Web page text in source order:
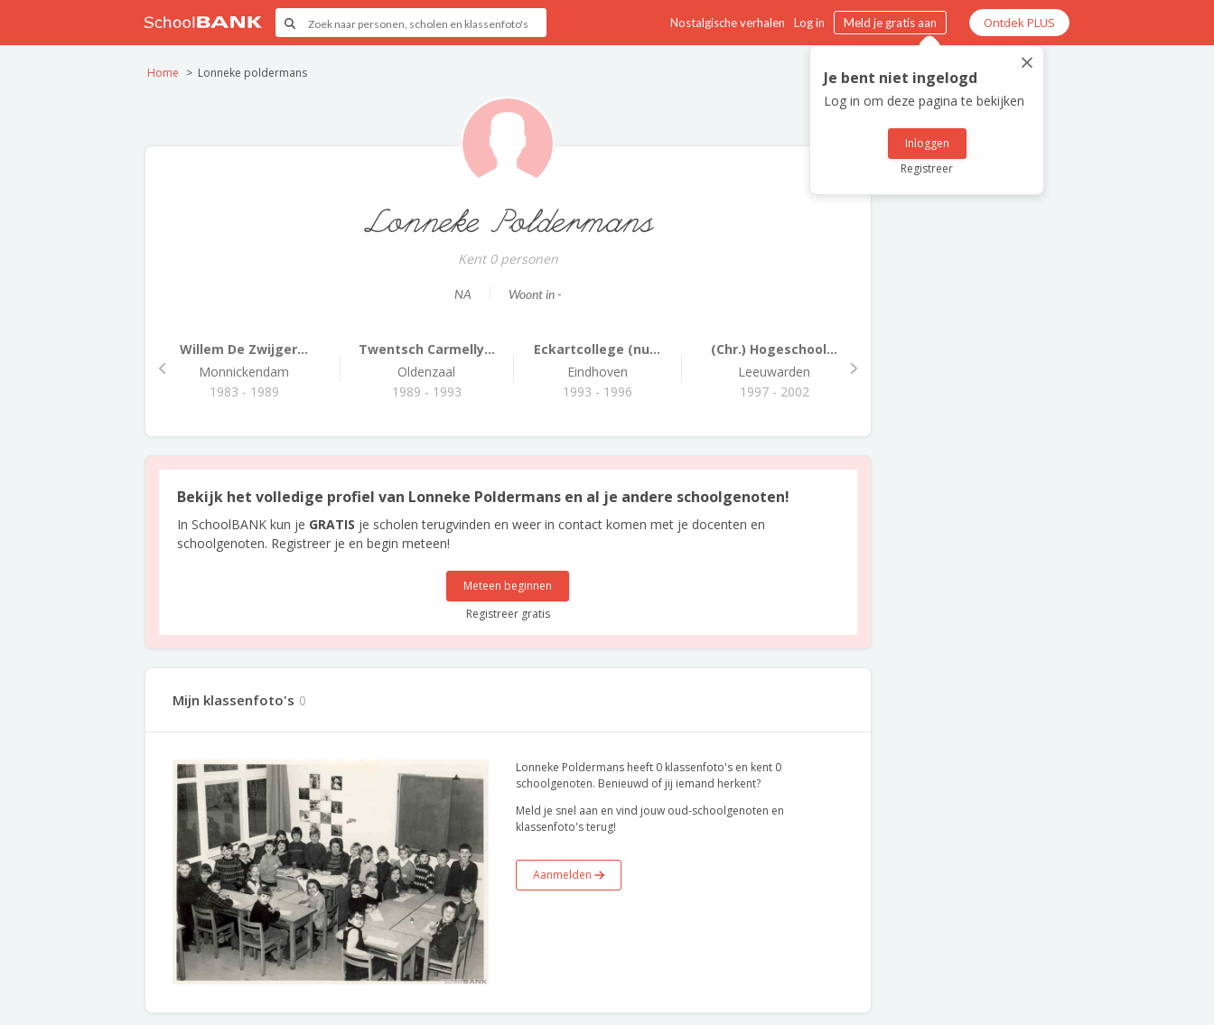
Nostalgische verhalen Log in Meld je gratis aan Ontdek PLUS
×
Je bent niet ingelogd
Log in om deze pagina te bekijken
Inloggen
Registreer
Home Lonneke poldermans
Lonneke Poldermans
Kent 0 personen
NA Woont in -
Willem De Zwijger...
Monnickendam
1983 - 1989
Twentsch Carmelly...
Oldenzaal
1989 - 1993
Eckartcollege (nu...
Eindhoven
1993 - 1996
(Chr.) Hogeschool...
Leeuwarden
1997 - 2002
Bekijk het volledige profiel van Lonneke Poldermans en al je andere schoolgenoten!
In SchoolBANK kun je GRATIS je scholen terugvinden en weer in contact komen met je docenten en
schoolgenoten. Registreer je en begin meteen!
Meteen beginnen
Registreer gratis
Mijn klassenfoto's 0
Lonneke Poldermans heeft 0 klassenfoto's en kent 0
schoolgenoten. Benieuwd of jij iemand herkent?
Meld je snel aan en vind jouw oud-schoolgenoten en
klassenfoto's terug!
Aanmelden